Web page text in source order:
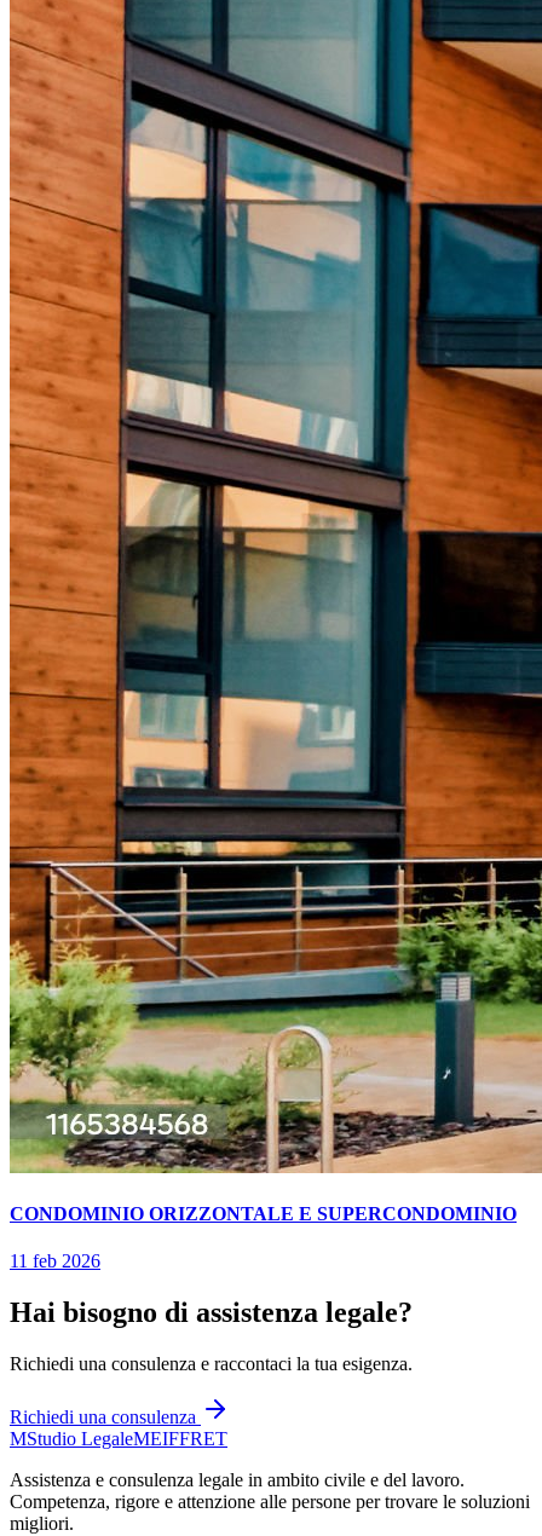
CONDOMINIO ORIZZONTALE E SUPERCONDOMINIO
11 feb 2026
Hai bisogno di assistenza legale?
Richiedi una consulenza e raccontaci la tua esigenza.
Richiedi una consulenza
MStudio LegaleMEIFFRET
Assistenza e consulenza legale in ambito civile e del lavoro.
Competenza, rigore e attenzione alle persone per trovare le soluzioni
migliori.